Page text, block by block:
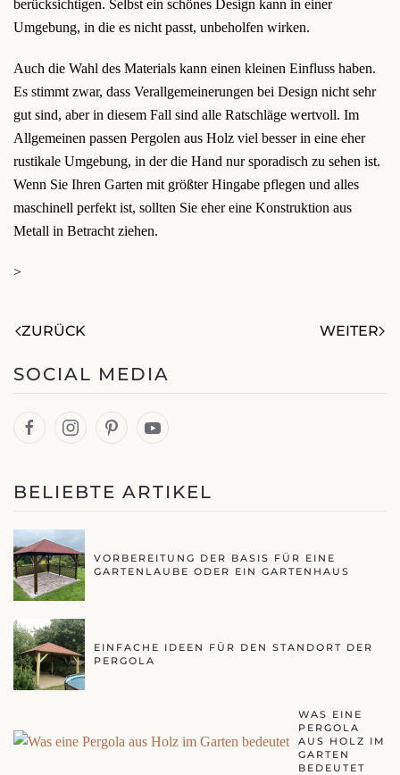
berücksichtigen. Selbst ein schönes Design kann in einer
Umgebung, in die es nicht passt, unbeholfen wirken.
Auch die Wahl des Materials kann einen kleinen Einfluss haben.
Es stimmt zwar, dass Verallgemeinerungen bei Design nicht sehr
gut sind, aber in diesem Fall sind alle Ratschläge wertvoll. Im
Allgemeinen passen Pergolen aus Holz viel besser in eine eher
rustikale Umgebung, in der die Hand nur sporadisch zu sehen ist.
Wenn Sie Ihren Garten mit größter Hingabe pflegen und alles
maschinell perfekt ist, sollten Sie eher eine Konstruktion aus
Metall in Betracht ziehen.
>
ZURÜCK WEITER
SOCIAL MEDIA
BELIEBTE ARTIKEL
VORBEREITUNG DER BASIS FÜR EINE
GARTENLAUBE ODER EIN GARTENHAUS
EINFACHE IDEEN FÜR DEN STANDORT DER
PERGOLA
WAS EINE
PERGOLA
AUS HOLZ IM
GARTEN
BEDEUTET